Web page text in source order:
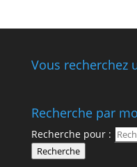
Vous recherchez
Recherche par
Recherche pour :
Recherche